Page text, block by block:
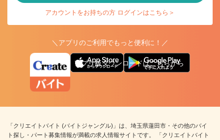
アカウントをお持ちの方 ログインはこちら＞
＼アプリのご利用でもっと便利に！／
アプリ版ダウンロードはこちらから
「クリエイトバイト (バイトジャングル)」は、埼玉県蓮田市・その他のバイ
ト探し・パート募集情報が満載の求人情報サイトです。 「クリエイトバイト